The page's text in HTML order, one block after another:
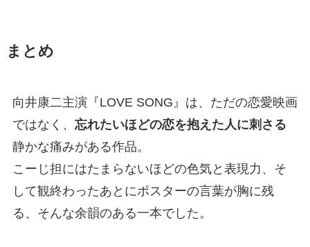
まとめ
向井康二主演『LOVE SONG』は、ただの恋愛映画
ではなく、 忘れたいほどの恋を抱えた人に刺さる
静かな痛みがある作品。
こーじ担にはたまらないほどの色気と表現力、そ
して観終わったあとにポスターの言葉が胸に残
る、そんな余韻のある一本でした。